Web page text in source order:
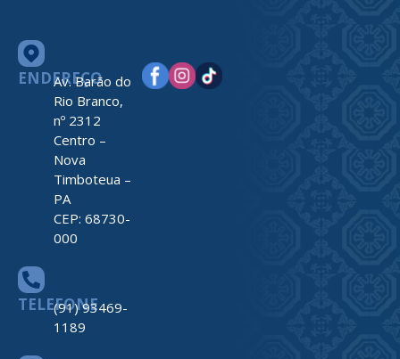
ENDEREÇO
Av. Barão do
Rio Branco,
nº 2312
Centro –
Nova
Timboteua –
PA
CEP: 68730-
000
TELEFONE
(91) 93469-
1189